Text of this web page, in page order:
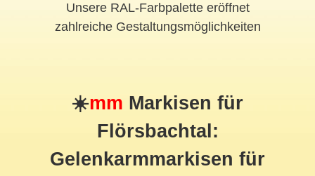
Unsere RAL-Farbpalette eröffnet
zahlreiche Gestaltungsmöglichkeiten
☀️mm Markisen für
Flörsbachtal:
Gelenkarmmarkisen für